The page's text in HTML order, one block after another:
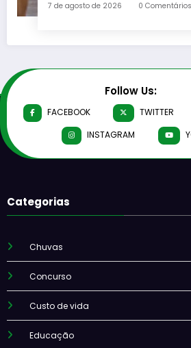
7 de agosto de 2026 0 Comentários
Follow Us:
FACEBOOK TWITTER
INSTAGRAM
Categorias
Chuvas
Concurso
Custo de vida
Educação